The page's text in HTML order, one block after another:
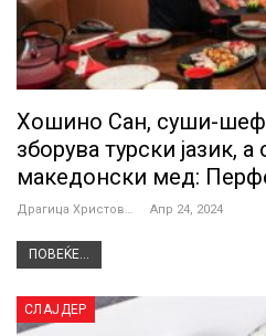
Хошино Сан, суши-шеф
зборува турски јазик,
македонски мед:
Драгица Христова Апр 24, 2024
ПОВЕЌЕ...
СЛАЈДЕР